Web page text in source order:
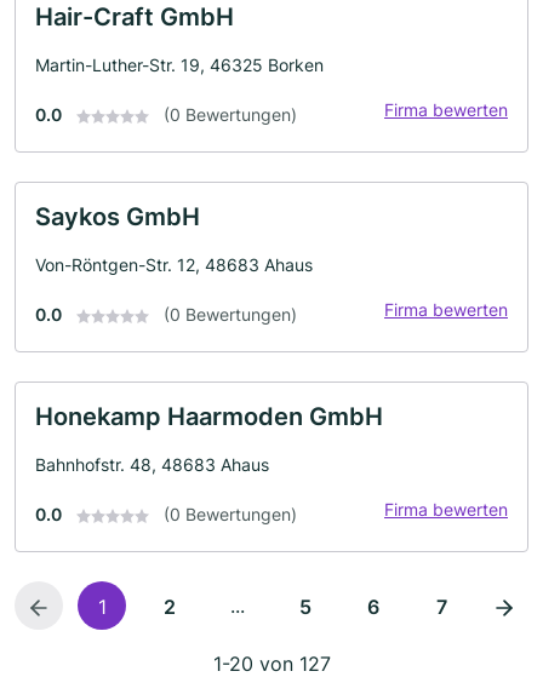
Hair-Craft GmbH
Martin-Luther-Str. 19, 46325 Borken
0.0 (0 Bewertungen) Firma bewerten
Saykos GmbH
Von-Röntgen-Str. 12, 48683 Ahaus
0.0 (0 Bewertungen) Firma bewerten
Honekamp Haarmoden GmbH
Bahnhofstr. 48, 48683 Ahaus
0.0 (0 Bewertungen) Firma bewerten
1 2 ... 5 6 7
1-20 von 127